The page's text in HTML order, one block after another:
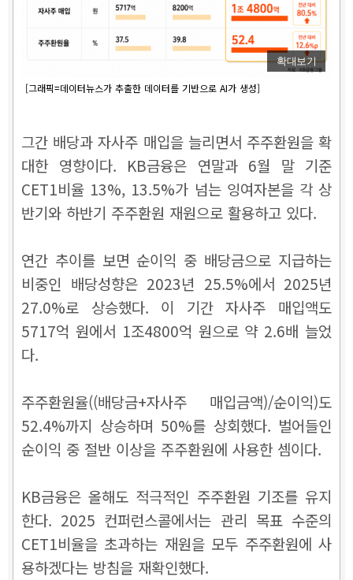
확대보기
[그래픽=데이터뉴스가 추출한 데이터를 기반으로 AI가 생성]
그간 배당과 자사주 매입을 늘리면서 주주환원을 확
대한 영향이다. KB금융은 연말과 6월 말 기준
CET1비율 13%, 13.5%가 넘는 잉여자본을 각 상
반기와 하반기 주주환원 재원으로 활용하고 있다.
연간 추이를 보면 순이익 중 배당금으로 지급하는
비중인 배당성향은 2023년 25.5%에서 2025년
27.0%로 상승했다. 이 기간 자사주 매입액도
5717억 원에서 1조4800억 원으로 약 2.6배 늘었
다.
주주환원율((배당금+자사주 매입금액)/순이익)도
52.4%까지 상승하며 50%를 상회했다. 벌어들인
순이익 중 절반 이상을 주주환원에 사용한 셈이다.
KB금융은 올해도 적극적인 주주환원 기조를 유지
한다. 2025 컨퍼런스콜에서는 관리 목표 수준의
CET1비율을 초과하는 재원을 모두 주주환원에 사
용하겠다는 방침을 재확인했다.